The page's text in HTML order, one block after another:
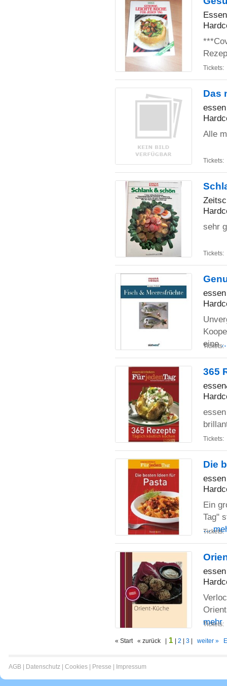
Tickets:
Das
Alle
Tickets:
sehr
Tickets:
eine
Tickets:
365
Tickets:
Die
Ein
Tag"
...
Tickets:
mehr
Tickets:
« Start « zurück | 1 2 3 weiter »
AGB Datenschutz Cookies Presse Impressum